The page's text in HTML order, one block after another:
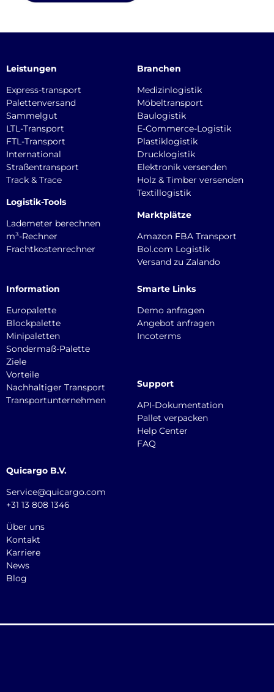
Leistungen
Express-transport
Palettenversand
Sammelgut
LTL-Transport
FTL-Transport
International
Straßentransport
Track & Trace
Logistik-Tools
Lademeter berechnen
m³-Rechner
Frachtkostenrechner
Branchen
Medizinlogistik
Möbeltransport
Baulogistik
E-Commerce-Logistik
Plastiklogistik
Drucklogistik
Elektronik versenden
Holz & Timber versenden
Textillogistik
Marktplätze
Amazon FBA Transport
Bol.com Logistik
Versand zu Zalando
Information
Europalette
Blockpalette
Minipaletten
Sondermaß-Palette
Ziele
Vorteile
Nachhaltiger Transport
Transportunternehmen
Smarte Links
Demo anfragen
Angebot anfragen
Incoterms
Support
API-Dokumentation
Pallet verpacken
Help Center
FAQ
Quicargo B.V.
Service@quicargo.com
+31 13 808 1346
Über uns
Kontakt
Karriere
News
Blog